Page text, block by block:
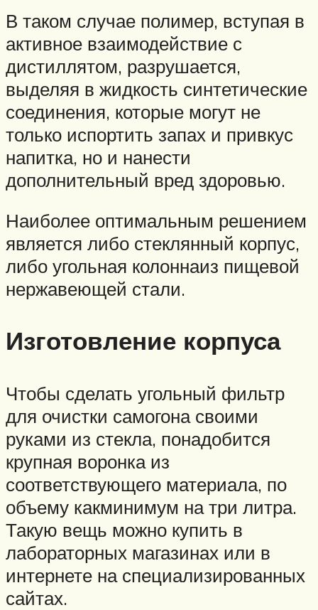
В таком случае полимер, вступая в
активное взаимодействие с
дистиллятом, разрушается,
выделяя в жидкость синтетические
соединения, которые могут не
только испортить запах и привкус
напитка, но и нанести
дополнительный вред здоровью.
Наиболее оптимальным решением
является либо стеклянный корпус,
либо угольная колоннаиз пищевой
нержавеющей стали.
Изготовление корпуса
Чтобы сделать угольный фильтр
для очистки самогона своими
руками из стекла, понадобится
крупная воронка из
соответствующего материала, по
объему какминимум на три литра.
Такую вещь можно купить в
лабораторных магазинах или в
интернете на специализированных
сайтах.